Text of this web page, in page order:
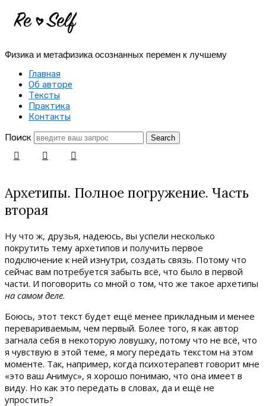
Re-
|
Создай
себя
заново
Физика и метафизика осознанных перемен к лучшему
Главная
Об авторе
Тексты
Практика
Контакты
Поиск
Архетипы. Полное погружение. Часть
вторая
Ну что ж, друзья, надеюсь, вы успели несколько
покрутить тему архетипов и получить первое
подключение к ней изнутри, создать связь. Потому что
сейчас вам потребуется забыть всё, что было в первой
части. И поговорить со мной о том, что же такое архетипы
на самом деле.
Боюсь, этот текст будет ещё менее прикладным и менее
перевариваемым, чем первый. Более того, я как автор
загнала себя в некоторую ловушку, потому что не всё, что
я чувствую в этой теме, я могу передать текстом на этом
моменте. Так, например, когда психотерапевт говорит мне
«это ваш Анимус», я хорошо понимаю, что она имеет в
виду. Но как это передать в словах, да и ещё не
упростить?